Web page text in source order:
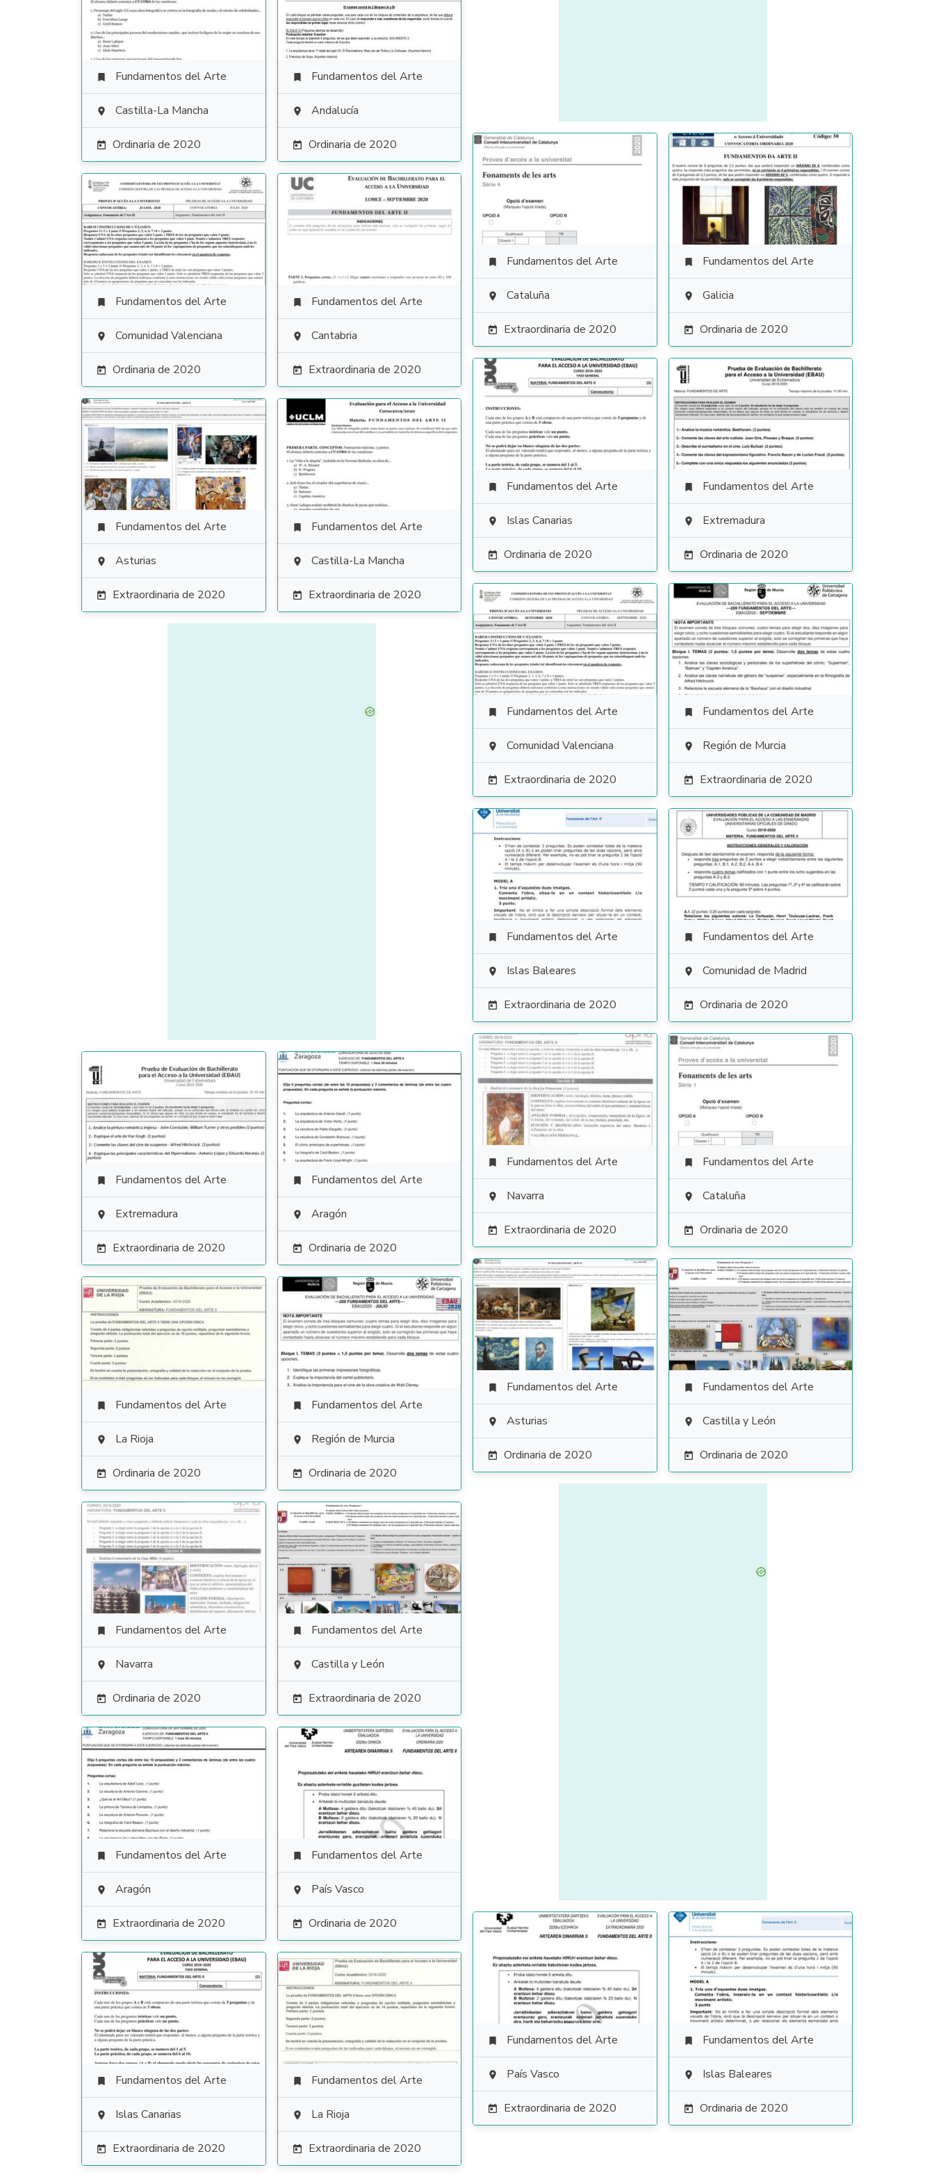
 Fundamentos del Arte
 Castilla-La Mancha
 Ordinaria de 2020
 Fundamentos del Arte
 Andalucía
 Ordinaria de 2020
 Fundamentos del Arte
 Cataluña
 Extraordinaria de 2020
 Fundamentos del Arte
 Galicia
 Ordinaria de 2020
 Fundamentos del Arte
 Comunidad Valenciana
 Ordinaria de 2020
 Fundamentos del Arte
 Cantabria
 Extraordinaria de 2020
 Fundamentos del Arte
 Islas Canarias
 Ordinaria de 2020
 Fundamentos del Arte
 Extremadura
 Ordinaria de 2020
 Fundamentos del Arte
 Asturias
 Extraordinaria de 2020
 Fundamentos del Arte
 Castilla-La Mancha
 Extraordinaria de 2020
 Fundamentos del Arte
 Comunidad Valenciana
 Extraordinaria de 2020
 Fundamentos del Arte
 Región de Murcia
 Extraordinaria de 2020
 Fundamentos del Arte
 Islas Baleares
 Extraordinaria de 2020
 Fundamentos del Arte
 Comunidad de Madrid
 Ordinaria de 2020
 Fundamentos del Arte
 Navarra
 Extraordinaria de 2020
 Fundamentos del Arte
 Cataluña
 Ordinaria de 2020
 Fundamentos del Arte
 Extremadura
 Extraordinaria de 2020
 Fundamentos del Arte
 Aragón
 Ordinaria de 2020
 Fundamentos del Arte
 Asturias
 Ordinaria de 2020
 Fundamentos del Arte
 Castilla y León
 Ordinaria de 2020
 Fundamentos del Arte
 La Rioja
 Ordinaria de 2020
 Fundamentos del Arte
 Región de Murcia
 Ordinaria de 2020
 Fundamentos del Arte
 Navarra
 Ordinaria de 2020
 Fundamentos del Arte
 Castilla y León
 Extraordinaria de 2020
 Fundamentos del Arte
 Aragón
 Extraordinaria de 2020
 Fundamentos del Arte
 País Vasco
 Ordinaria de 2020
 Fundamentos del Arte
 País Vasco
 Extraordinaria de 2020
 Fundamentos del Arte
 Islas Baleares
 Ordinaria de 2020
 Fundamentos del Arte
 Islas Canarias
 Extraordinaria de 2020
 Fundamentos del Arte
 La Rioja
 Extraordinaria de 2020